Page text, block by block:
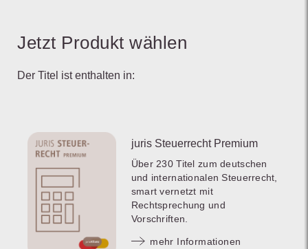
Jetzt Produkt wählen
Der Titel ist enthalten in:
juris Steuerrecht Premium
Über 230 Titel zum deutschen
und internationalen Steuerrecht,
smart vernetzt mit
Rechtsprechung und
Vorschriften.
mehr Informationen